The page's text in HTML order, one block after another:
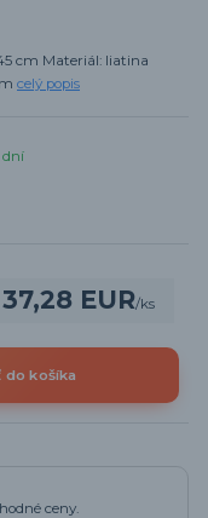
cm Materiál: liatina
celý popis
dní
37,28 EUR/ks
do košíka
ceny.